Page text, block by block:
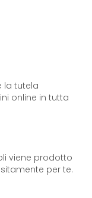
la tutela
online in tutta
viene prodotto
per te.